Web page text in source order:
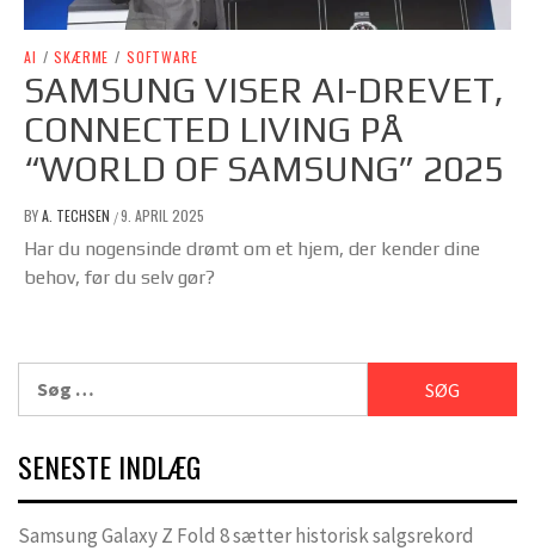
AI / SKÆRME / SOFTWARE
SAMSUNG VISER AI-DREVET,
CONNECTED LIVING PÅ
“WORLD OF SAMSUNG” 2025
BYA. TECHSEN /9. APRIL 2025
Har du nogensinde drømt om et hjem, der kender dine
behov, før du selv gør?
efter:
SENESTE INDLÆG
Samsung Galaxy Z Fold 8 sætter historisk salgsrekord